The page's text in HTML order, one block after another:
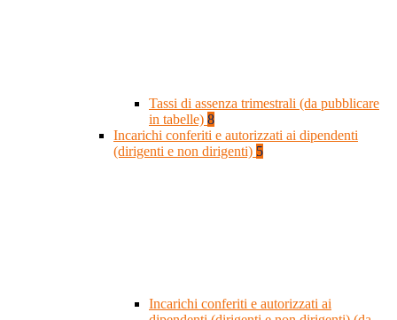
Tassi di assenza trimestrali (da pubblicare
in tabelle) 8
Incarichi conferiti e autorizzati ai dipendenti
(dirigenti e non dirigenti) 5
Incarichi conferiti e autorizzati ai